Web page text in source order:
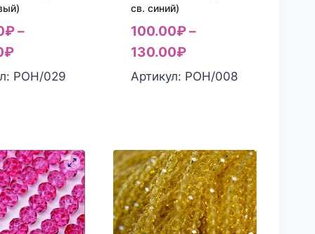
₽–
₽
РОН/029
св. синий)
100.00₽–
130.00₽
Артикул: РОН/008